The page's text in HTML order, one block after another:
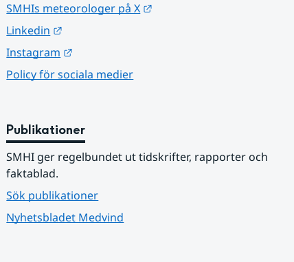
SMHIs meteorologer på X
Linkedin
Instagram
Policy för sociala medier
Publikationer
SMHI ger regelbundet ut tidskrifter, rapporter och
faktablad.
Sök publikationer
Nyhetsbladet Medvind